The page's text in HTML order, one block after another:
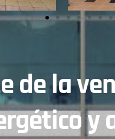
de la
y